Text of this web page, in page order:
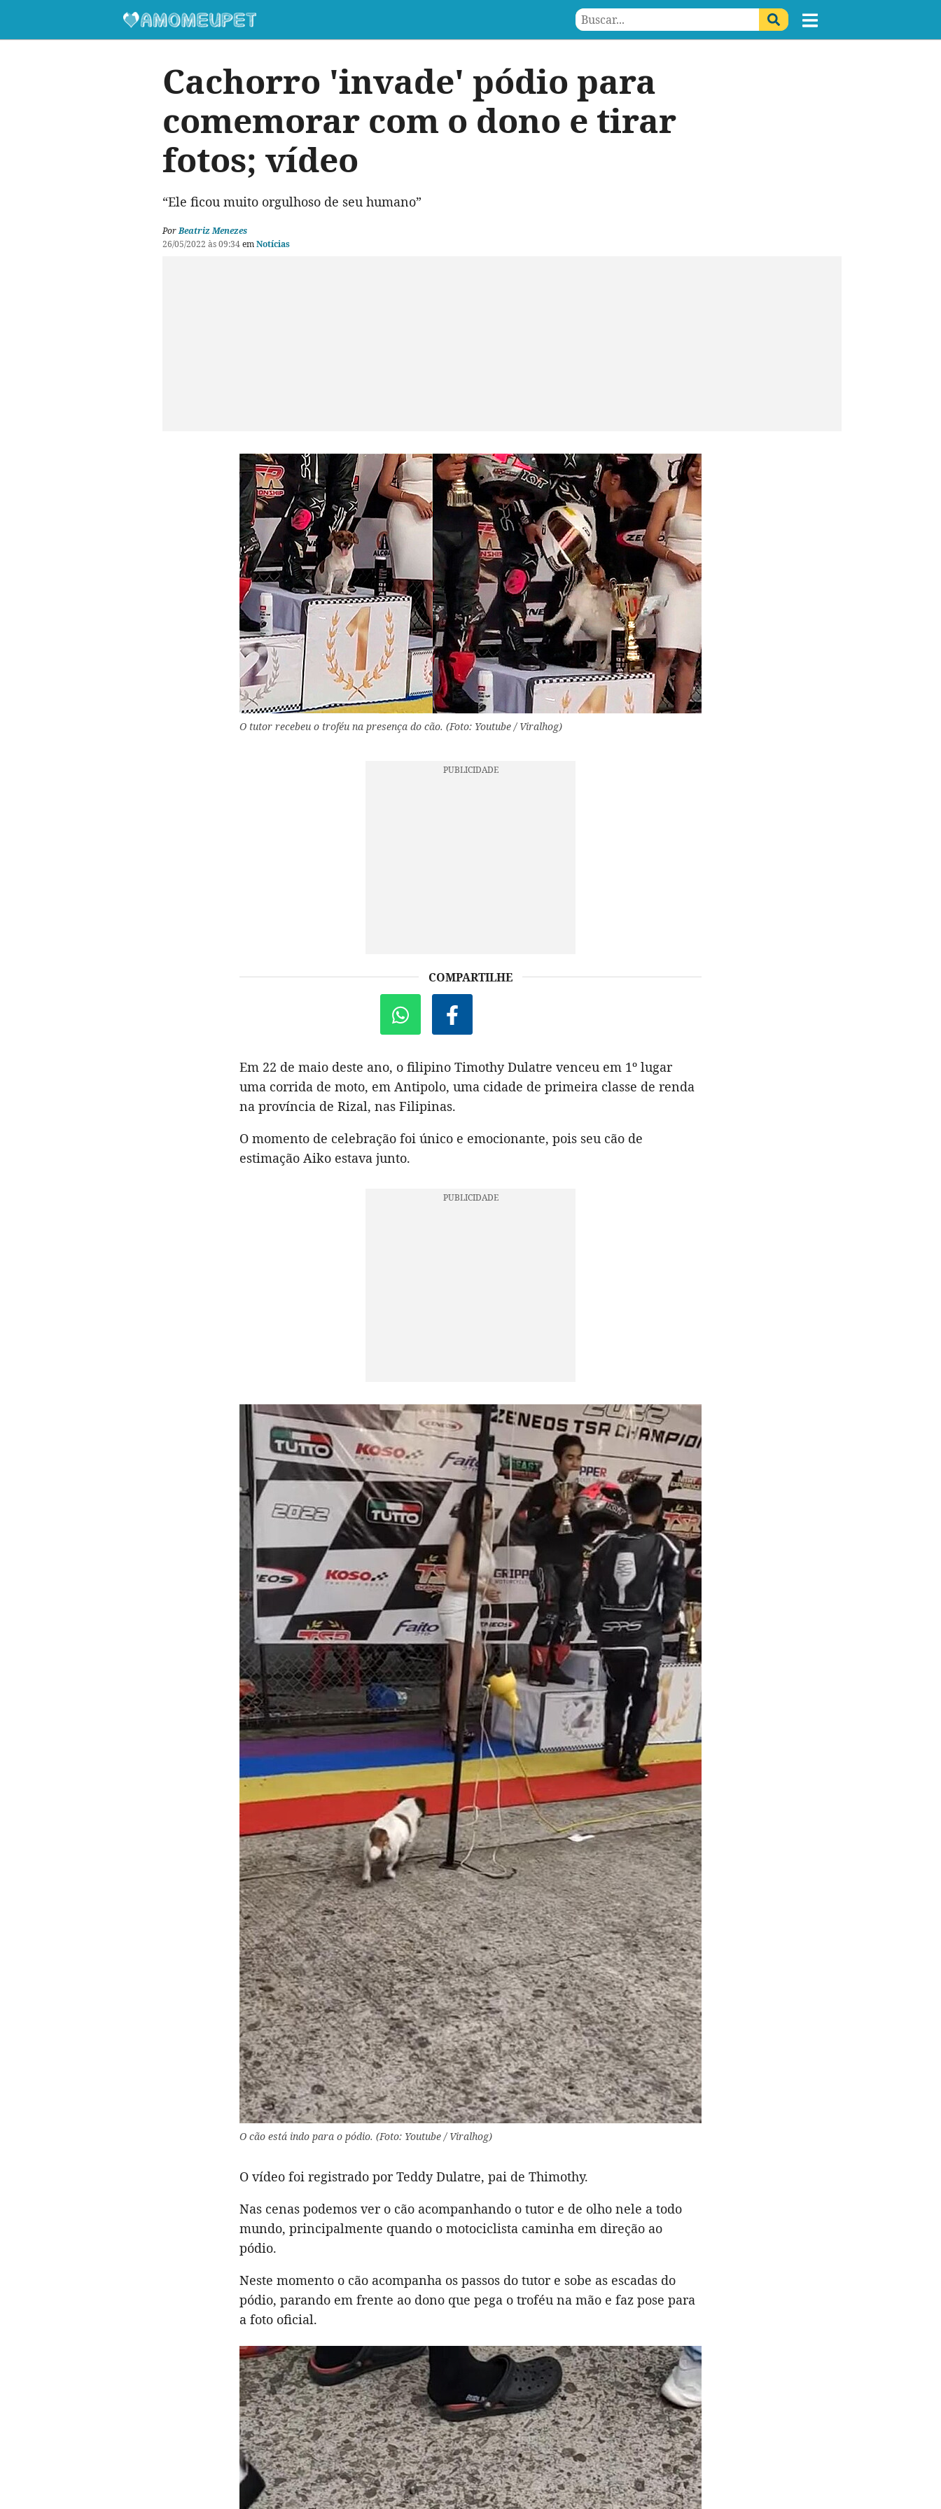
Cachorro 'invade' pódio para
comemorar com o dono e tirar
fotos; vídeo
“Ele ficou muito orgulhoso de seu humano”
PorBeatriz Menezes
26/05/2022 às 09:34emNotícias
O tutor recebeu o troféu na presença do cão. (Foto: Youtube / Viralhog)
COMPARTILHE
Em 22 de maio deste ano, o filipino Timothy Dulatre venceu em 1º lugar
uma corrida de moto, em Antipolo, uma cidade de primeira classe de renda
na província de Rizal, nas Filipinas.
O momento de celebração foi único e emocionante, pois seu cão de
estimação Aiko estava junto.
O cão está indo para o pódio. (Foto: Youtube / Viralhog)
O vídeo foi registrado por Teddy Dulatre, pai de Thimothy.
Nas cenas podemos ver o cão acompanhando o tutor e de olho nele a todo
mundo, principalmente quando o motociclista caminha em direção ao
pódio.
Neste momento o cão acompanha os passos do tutor e sobe as escadas do
pódio, parando em frente ao dono que pega o troféu na mão e faz pose para
a foto oficial.